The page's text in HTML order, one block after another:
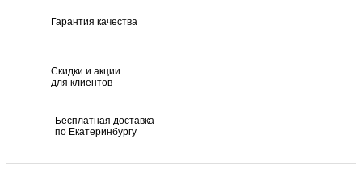
Гарантия качества
Скидки и акции
для клиентов
Бесплатная доставка
по Екатеринбургу